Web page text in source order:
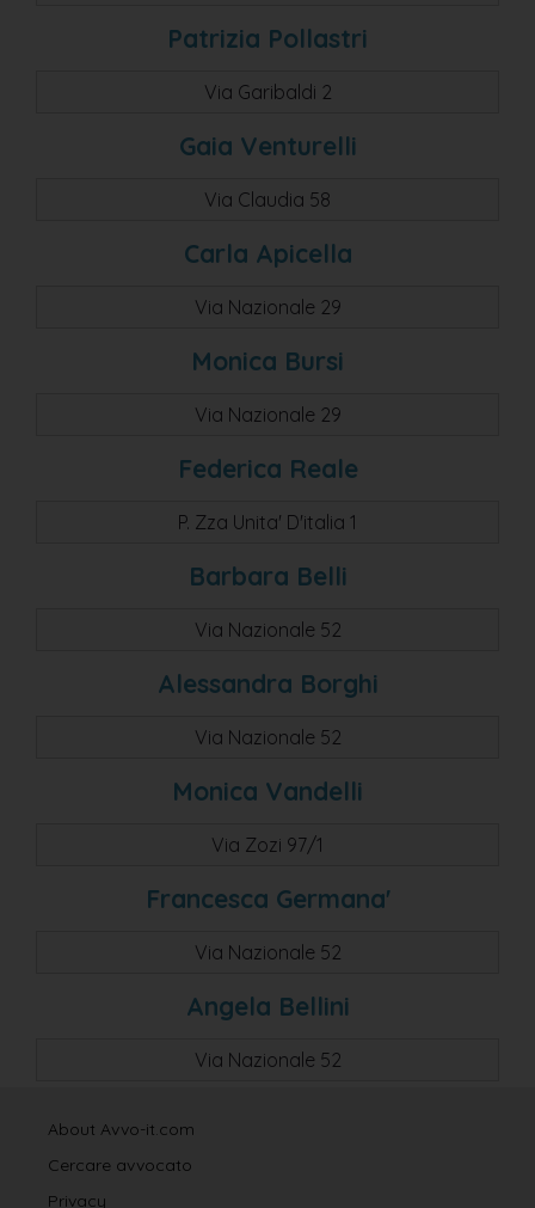
Patrizia Pollastri
Via Garibaldi 2
Gaia Venturelli
Via Claudia 58
Carla Apicella
Via Nazionale 29
Monica Bursi
Via Nazionale 29
Federica Reale
P. Zza Unita' D'italia 1
Barbara Belli
Via Nazionale 52
Alessandra Borghi
Via Nazionale 52
Monica Vandelli
Via Zozi 97/1
Francesca Germana'
Via Nazionale 52
Angela Bellini
Via Nazionale 52
About Avvo-it.com
Cercare avvocato
Privacy